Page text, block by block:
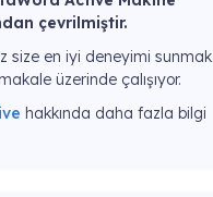
çevrilmiştir.
size en iyi deneyimi sunmak
üzerinde çalışıyor.
hakkında daha fazla bilgi